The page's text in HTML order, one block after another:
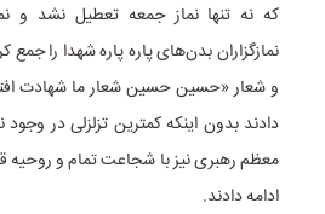
که نه تنها نماز جمعه تعطیل نشد و
نمازگزاران بدن‌های پاره پاره شهدا را
و شعار «حسین حسین شعار ما شهادت
دادند بدون اینکه کمترین تزلزلی در وجود
معظم رهبری نیز با شجاعت تمام و روحیه
ادامه دادند.